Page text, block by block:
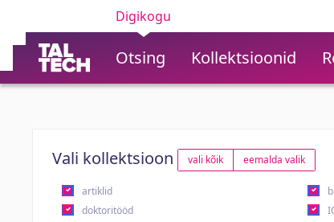
Digikogu
Otsing Kollektsioonid
Vali kollektsioon vali kõik eemalda valik
artiklid
doktoritööd